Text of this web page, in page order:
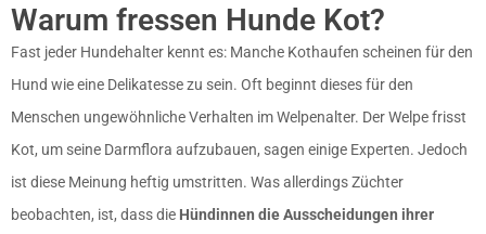
Warum fressen Hunde Kot?
Fast jeder Hundehalter kennt es: Manche Kothaufen scheinen für den
Hund wie eine Delikatesse zu sein. Oft beginnt dieses für den
Menschen ungewöhnliche Verhalten im Welpenalter. Der Welpe frisst
Kot, um seine Darmflora aufzubauen, sagen einige Experten. Jedoch
ist diese Meinung heftig umstritten. Was allerdings Züchter
beobachten, ist, dass die Hündinnen die Ausscheidungen ihrer